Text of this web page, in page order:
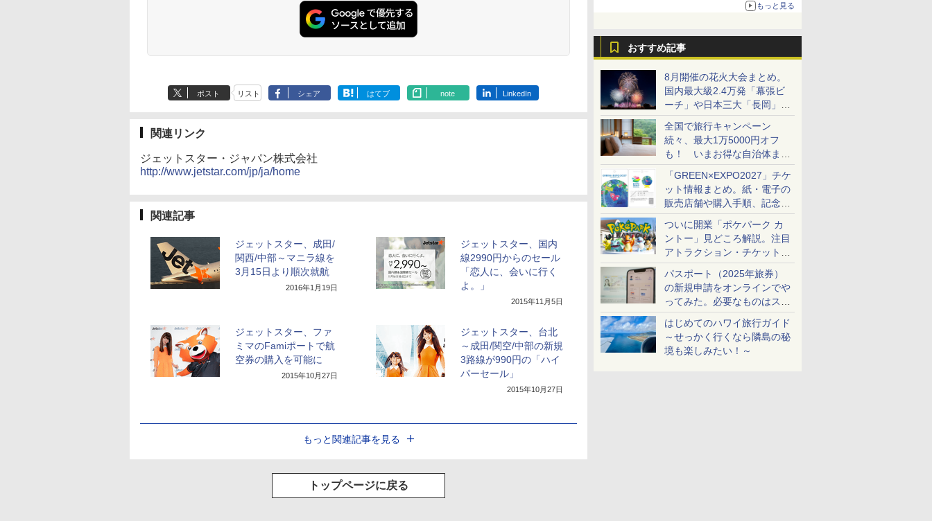
もっと見る
おすすめ記事
8月開催の花火大会まとめ。
国内最大級2.4万発「幕張ビ
ーチ」や日本三大「長岡」な
ど大型イベント目白押し！
全国で旅行キャンペーン
続々、最大1万5000円オフ
も！ いまお得な自治体まと
め
「GREEN×EXPO2027」チケ
ット情報まとめ。紙・電子の
販売店舗や購入手順、記念チ
ケットも解説
ついに開業「ポケパーク カ
ントー」見どころ解説。注目
アトラクション・チケット手
配・来場前に必要な準備は？
パスポート（2025年旅券）
の新規申請をオンラインでや
ってみた。必要なものはスマ
ホとマイナカードのみ
はじめてのハワイ旅行ガイド
～せっかく行くなら隣島の秘
境も楽しみたい！～
ポスト リスト シェア はてブ note LinkedIn
関連リンク
ジェットスター・ジャパン株式会社
http://www.jetstar.com/jp/ja/home
関連記事
ジェットスター、成田/
関西/中部～マニラ線を
3月15日より順次就航
2016年1月19日
ジェットスター、国内
線2990円からのセール
「恋人に、会いに行く
よ。」
2015年11月5日
ジェットスター、ファ
ミマのFamiポートで航
空券の購入を可能に
2015年10月27日
ジェットスター、台北
～成田/関空/中部の新規
3路線が990円の「ハイ
パーセール」
2015年10月27日
もっと関連記事を見る
トップページに戻る